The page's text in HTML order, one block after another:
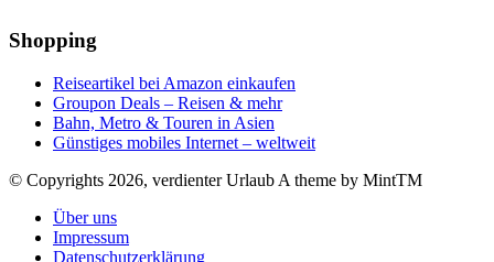
Shopping
Reiseartikel bei Amazon einkaufen
Groupon Deals – Reisen & mehr
Bahn, Metro & Touren in Asien
Günstiges mobiles Internet – weltweit
© Copyrights 2026, verdienter Urlaub A theme by MintTM
Über uns
Impressum
Datenschutzerklärung